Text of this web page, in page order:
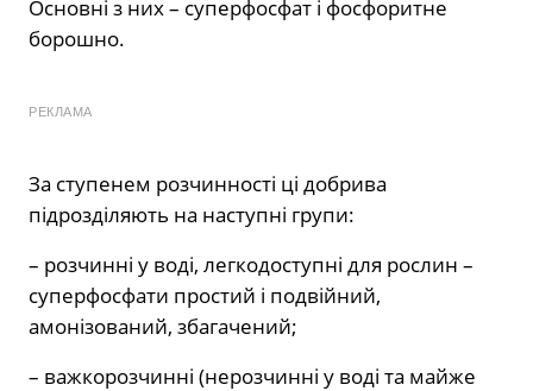
Основні з них – суперфосфат і фосфоритне
борошно.
РЕКЛАМА
За ступенем розчинності ці добрива
підрозділяють на наступні групи:
– розчинні у воді, легкодоступні для рослин –
суперфосфати простий і подвійний,
амонізований, збагачений;
– важкорозчинні (нерозчинні у воді та майже